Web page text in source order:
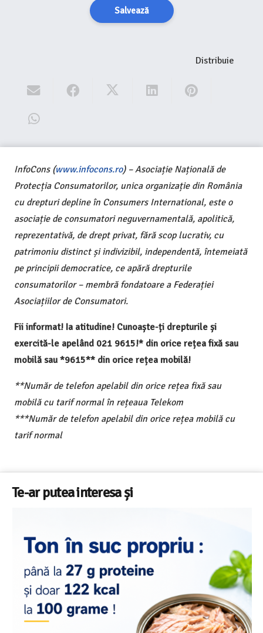
Salvează
Distribuie
InfoCons (www.infocons.ro) – Asociație Națională de
Protecția Consumatorilor, unica organizație din România
cu drepturi depline în Consumers International, este o
asociație de consumatori neguvernamentală, apolitică,
reprezentativă, de drept privat, fără scop lucrativ, cu
patrimoniu distinct și indivizibil, independentă, întemeiată
pe principii democratice, ce apără drepturile
consumatorilor – membră fondatoare a Federației
Asociațiilor de Consumatori.
Fii informat! Ia atitudine! Cunoaște-ți drepturile și
exercită-le apelând 021 9615!* din orice rețea fixă sau
mobilă sau *9615** din orice rețea mobilă!
**Număr de telefon apelabil din orice rețea fixă sau
mobilă cu tarif normal în rețeaua Telekom
***Număr de telefon apelabil din orice rețea mobilă cu
tarif normal
Te-ar putea interesa și